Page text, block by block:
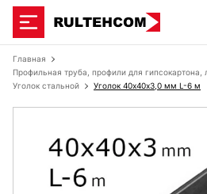
Главная
Профильная труба, профили для гипсокартона,
Уголок стальной
Уголок 40х40x3,0 мм L-6 м